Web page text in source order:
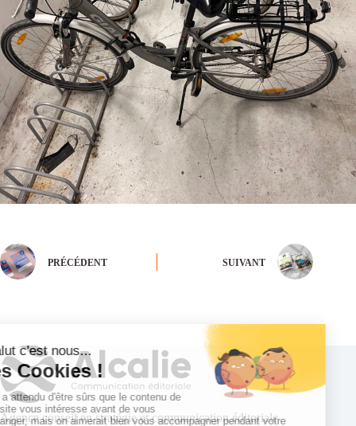
PRÉCÉDENT SUIVANT
Agence conseil en stratégie et communication éditoriale